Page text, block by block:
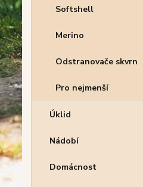
Softshell
Merino
Odstranovače skvrn
Pro nejmenší
Úklid
Nádobí
Domácnost